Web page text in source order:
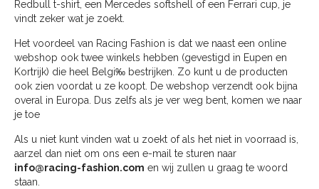
Redbull t-shirt, een Mercedes softshell of een Ferrari cup, je
vindt zeker wat je zoekt.
Het voordeel van Racing Fashion is dat we naast een online
webshop ook twee winkels hebben (gevestigd in Eupen en
Kortrijk) die heel Belgi‰ bestrijken. Zo kunt u de producten
ook zien voordat u ze koopt. De webshop verzendt ook bijna
overal in Europa. Dus zelfs als je ver weg bent, komen we naar
je toe
Als u niet kunt vinden wat u zoekt of als het niet in voorraad is,
aarzel dan niet om ons een e-mail te sturen naar
info@racing-fashion.com en wij zullen u graag te woord
staan.